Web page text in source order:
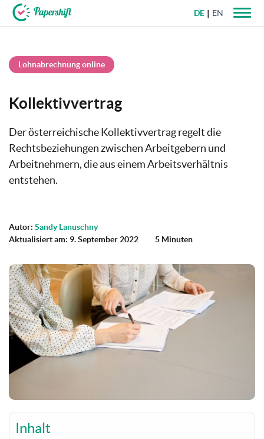
DE EN
Lohnabrechnung online
Kollektivvertrag
Der österreichische Kollektivvertrag regelt die
Rechtsbeziehungen zwischen Arbeitgebern und
Arbeitnehmern, die aus einem Arbeitsverhältnis
entstehen.
Autor: Sandy Lanuschny
Aktualisiert am: 9. September 2022
5 Minuten
Inhalt